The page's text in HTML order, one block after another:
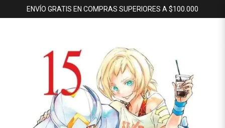
ENVÍO GRATIS EN COMPRAS SUPERIORES A $100.000